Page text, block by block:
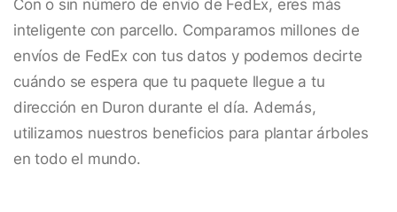
Con o sin número de envío de FedEx, eres más
inteligente con parcello. Comparamos millones de
envíos de FedEx con tus datos y podemos decirte
cuándo se espera que tu paquete llegue a tu
dirección en Duron durante el día. Además,
utilizamos nuestros beneficios para plantar árboles
en todo el mundo.